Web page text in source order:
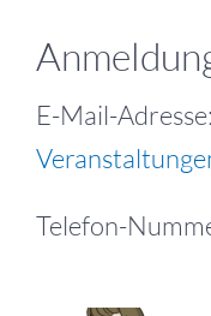
E-Mail-Adresse:
Telefon-